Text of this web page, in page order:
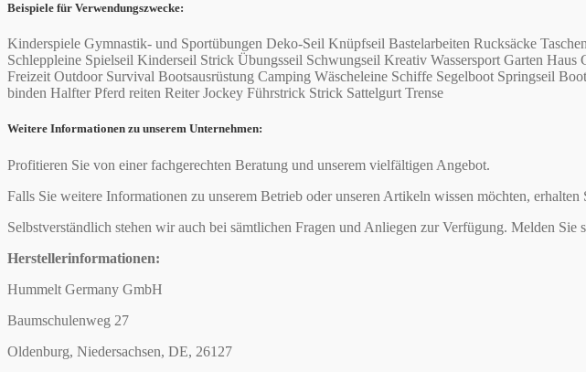
Beispiele für Verwendungszwecke:
Kinderspiele Gymnastik- und Sportübungen Deko-Seil Knüpfseil Bastelarbeiten Rucksäcke
Schleppleine Spielseil Kinderseil Strick Übungsseil Schwungseil Kreativ Wassersport Garten
Freizeit Outdoor Survival Bootsausrüstung Camping Wäscheleine Schiffe Segelboot Springseil
binden Halfter Pferd reiten Reiter Jockey Führstrick Strick Sattelgurt Trense
Weitere Informationen zu unserem Unternehmen:
Profitieren Sie von einer fachgerechten Beratung und unserem vielfältigen Angebot.
Falls Sie weitere Informationen zu unserem Betrieb oder unseren Artikeln wissen möchten, erhalten
Selbstverständlich stehen wir auch bei sämtlichen Fragen und Anliegen zur Verfügung. Melden
Herstellerinformationen:
Hummelt Germany GmbH
Baumschulenweg 27
Oldenburg, Niedersachsen, DE, 26127